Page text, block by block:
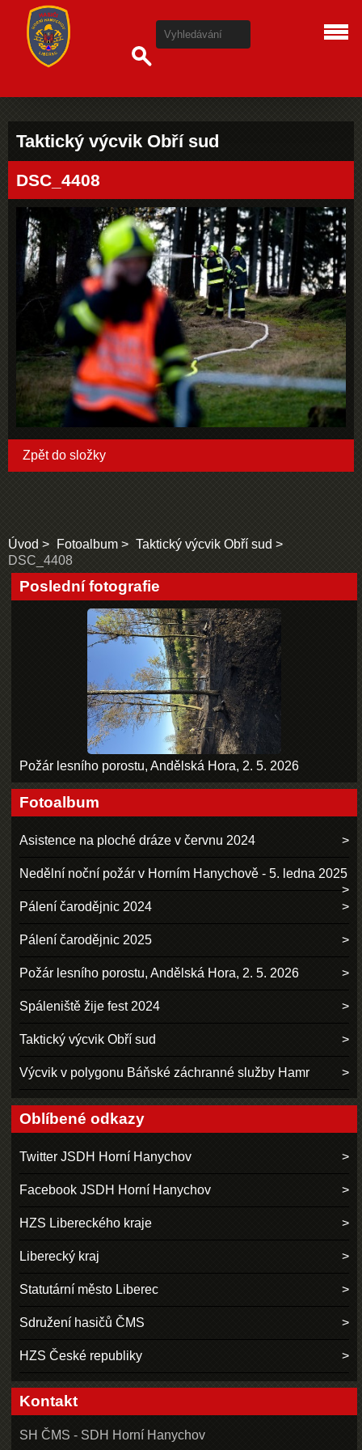
Taktický výcvik Obří sud
DSC_4408
Zpět do složky
Úvod Fotoalbum
Taktický výcvik Obří sud
DSC_4408
Poslední fotografie
Požár lesního porostu, Andělská Hora, 2. 5. 2026
Fotoalbum
Asistence na ploché dráze v červnu 2024
Nedělní noční požár v Horním Hanychově - 5. ledna 2025
Pálení čarodějnic 2024
Pálení čarodějnic 2025
Požár lesního porostu, Andělská Hora, 2. 5. 2026
Spáleniště žije fest 2024
Taktický výcvik Obří sud
Výcvik v polygonu Báňské záchranné služby Hamr
Oblíbené odkazy
Twitter JSDH Horní Hanychov
Facebook JSDH Horní Hanychov
HZS Libereckého kraje
Liberecký kraj
Statutární město Liberec
Sdružení hasičů ČMS
HZS České republiky
Kontakt
SH ČMS - SDH Horní Hanychov